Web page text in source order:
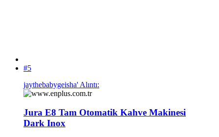
#5
jaythebabygeisha' Alıntı:
Jura E8 Tam Otomatik Kahve Makinesi
Dark Inox